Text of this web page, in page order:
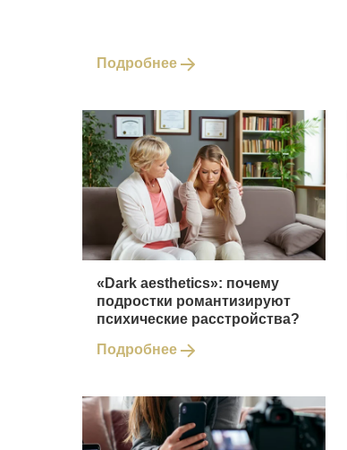
Подробнее
«Dark aesthetics»: почему
подростки романтизируют
психические расстройства?
Подробнее